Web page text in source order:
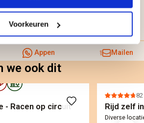
Voorkeuren
Appen Mailen
we ook dit
- Racen op circuit
Rijd zelf
Diverse